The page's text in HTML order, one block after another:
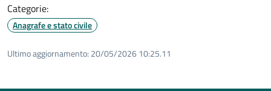
Categorie:
Anagrafe e stato civile
Ultimo aggiornamento: 20/05/2026 10:25.11